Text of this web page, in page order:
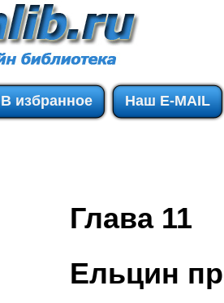
В избранное Наш E-MAIL
Глава 11
Ельцин